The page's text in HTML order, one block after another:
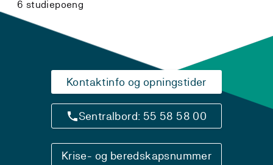
6 studiepoeng
Kontaktinfo og opningstider
Sentralbord: 55 58 58 00
Krise- og beredskapsnummer